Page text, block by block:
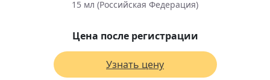
15 мл (Российская Федерация)
Цена после регистрации
Узнать цену